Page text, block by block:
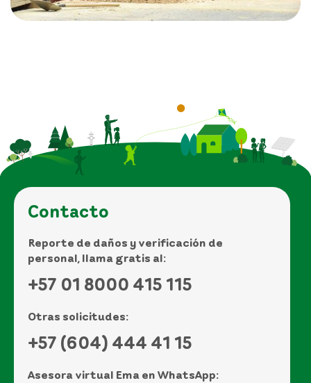
Contacto
Reporte de daños y verificación de
personal, llama gratis al:
+57 01 8000 415 115
Otras solicitudes:
+57 (604) 444 41 15
Asesora virtual Ema en WhatsApp: